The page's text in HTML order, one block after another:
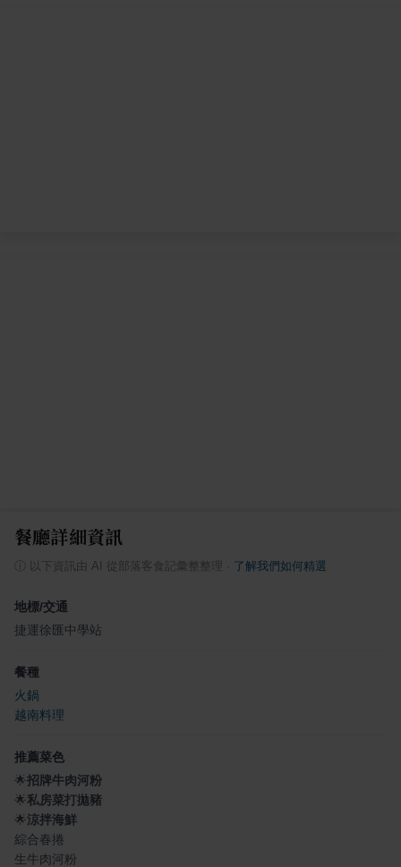
餐廳詳細資訊
以下資訊由 AI 從部落客食記彙整整理 了解我們如何精選
地標/交通
捷運徐匯中學站
餐種
火鍋
越南料理
推薦菜色
🌟招牌牛肉河粉
🌟私房菜打拋豬
🌟涼拌海鮮
綜合春捲
生牛肉河粉